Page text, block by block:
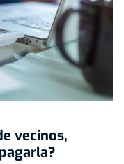
vecinos,